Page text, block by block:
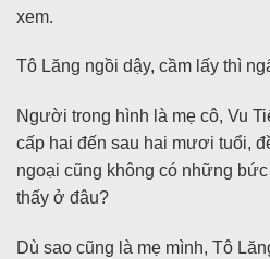
xem.
Tô Lăng ngồi dậy, cầm lấy thì
Người trong hình là mẹ cô, Vu
cấp hai đến sau hai mươi tuổi,
ngoại cũng không có những
thấy ở đâu?
Dù sao cũng là mẹ mình, Tô